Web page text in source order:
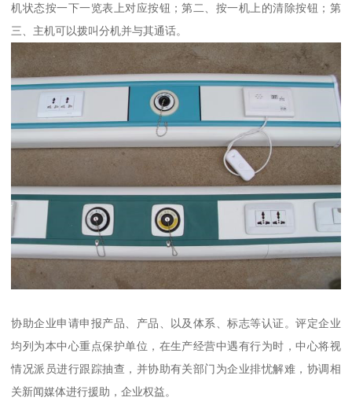
机状态按一下一览表上对应按钮；第二、按一机上的清除按钮；第
三、主机可以拨叫分机并与其通话。
协助企业申请申报产品、产品、以及体系、标志等认证。评定企业
均列为本中心重点保护单位，在生产经营中遇有行为时，中心将视
情况派员进行跟踪抽查，并协助有关部门为企业排忧解难，协调相
关新闻媒体进行援助，企业权益。